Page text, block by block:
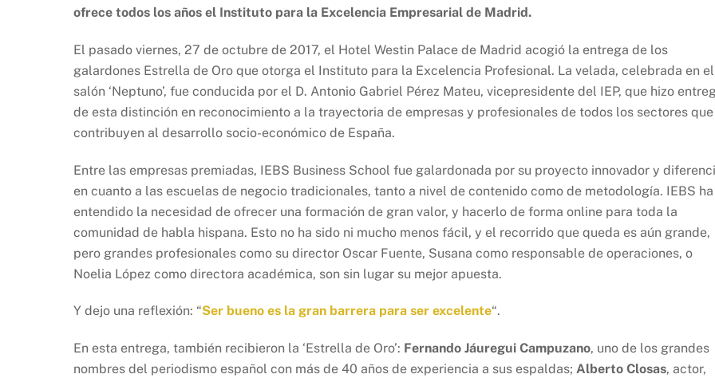
ofrece todos los años el Instituto para la Excelencia Empresarial de Madrid.
El pasado viernes, 27 de octubre de 2017, el Hotel Westin Palace de Madrid acogió la entrega de los
galardones Estrella de Oro que otorga el Instituto para la Excelencia Profesional. La velada, celebrada en el
salón ‘Neptuno’, fue conducida por el D. Antonio Gabriel Pérez Mateu, vicepresidente del IEP, que hizo
de esta distinción en reconocimiento a la trayectoria de empresas y profesionales de todos los sectores que
contribuyen al desarrollo socio-económico de España.
Entre las empresas premiadas, IEBS Business School fue galardonada por su proyecto innovador y
en cuanto a las escuelas de negocio tradicionales, tanto a nivel de contenido como de metodología. IEBS ha
entendido la necesidad de ofrecer una formación de gran valor, y hacerlo de forma online para toda la
comunidad de habla hispana. Esto no ha sido ni mucho menos fácil, y el recorrido que queda es aún grande,
pero grandes profesionales como su director Oscar Fuente, Susana como responsable de operaciones, o
Noelia López como directora académica, son sin lugar su mejor apuesta.
Y dejo una reflexión: “Ser bueno es la gran barrera para ser excelente“.
En esta entrega, también recibieron la ‘Estrella de Oro’: Fernando Jáuregui Campuzano, uno de los grandes
nombres del periodismo español con más de 40 años de experiencia a sus espaldas; Alberto Closas, actor,